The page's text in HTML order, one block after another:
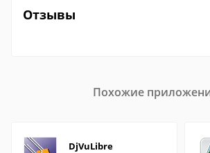
Отзывы
Похожие
DjVuLibre